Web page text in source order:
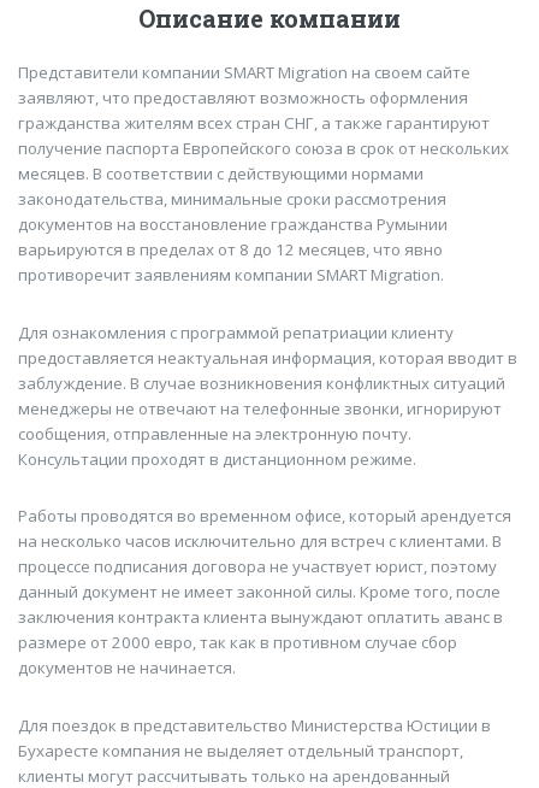
Описание компании
Представители компании SMART Migration на своем сайте
заявляют, что предоставляют возможность оформления
гражданства жителям всех стран СНГ, а также гарантируют
получение паспорта Европейского союза в срок от нескольких
месяцев. В соответствии с действующими нормами
законодательства, минимальные сроки рассмотрения
документов на восстановление гражданства Румынии
варьируются в пределах от 8 до 12 месяцев, что явно
противоречит заявлениям компании SMART Migration.
Для ознакомления с программой репатриации клиенту
предоставляется неактуальная информация, которая вводит в
заблуждение. В случае возникновения конфликтных ситуаций
менеджеры не отвечают на телефонные звонки, игнорируют
сообщения, отправленные на электронную почту.
Консультации проходят в дистанционном режиме.
Работы проводятся во временном офисе, который арендуется
на несколько часов исключительно для встреч с клиентами. В
процессе подписания договора не участвует юрист, поэтому
данный документ не имеет законной силы. Кроме того, после
заключения контракта клиента вынуждают оплатить аванс в
размере от 2000 евро, так как в противном случае сбор
документов не начинается.
Для поездок в представительство Министерства Юстиции в
Бухаресте компания не выделяет отдельный транспорт,
клиенты могут рассчитывать только на арендованный